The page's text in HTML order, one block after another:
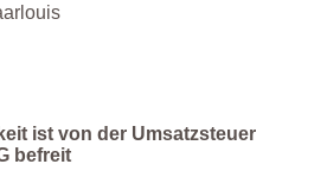
ist von der Umsatzsteuer
befreit